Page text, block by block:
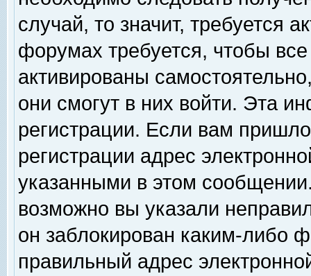
случай, то значит, требуется
форумах требуется, чтобы
активированы
они смогут в них войти. Эта
регистрации. Если вам
регистрации адрес
указанными в этом
возможно вы указали
он заблокирован каким-либо
правильный адрес